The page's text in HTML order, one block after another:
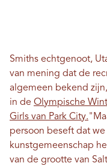
Smiths echtgenoot,
van mening dat de
algemeen bekend
in de Olympische
Girls van Park City.
persoon beseft dat
kunstgemeenschap
van de grootte van